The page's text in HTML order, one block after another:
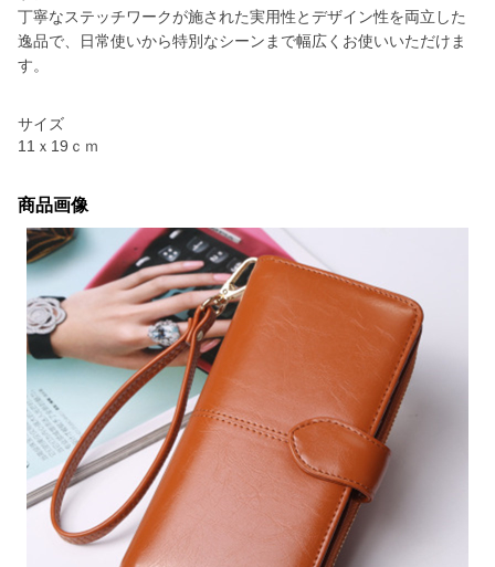
丁寧なステッチワークが施された実用性とデザイン性を両立した
逸品で、日常使いから特別なシーンまで幅広くお使いいただけま
す。
サイズ
11ｘ19ｃｍ
商品画像